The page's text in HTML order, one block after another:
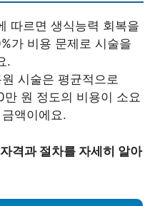
따르면 생식능력 회복을
가 비용 문제로 시술을
.
시술은 평균적으로
원 정도의 비용이 소요
액이에요.
격과 절차를 자세히 알아